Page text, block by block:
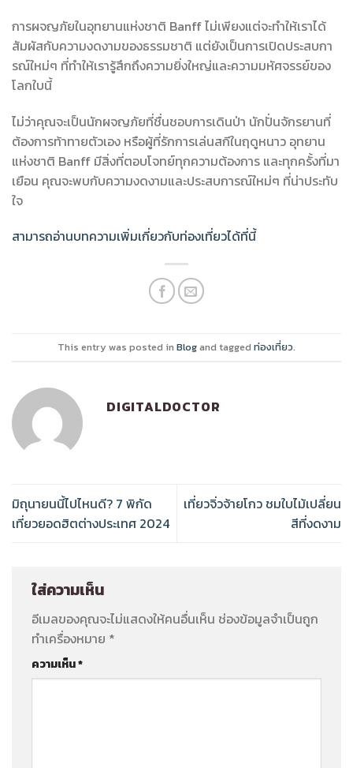
การผจญภัยในอุทยานแห่งชาติ Banff ไม่เพียงแต่จะทำให้เราได้
สัมผัสกับความงดงามของธรรมชาติ แต่ยังเป็นการเปิดประสบกา
รณ์ใหม่ๆ ที่ทำให้เรารู้สึกถึงความยิ่งใหญ่และความมหัศจรรย์ของ
โลกใบนี้
ไม่ว่าคุณจะเป็นนักผจญภัยที่ชื่นชอบการเดินป่า นักปั่นจักรยานที่
ต้องการท้าทายตัวเอง หรือผู้ที่รักการเล่นสกีในฤดูหนาว อุทยาน
แห่งชาติ Banff มีสิ่งที่ตอบโจทย์ทุกความต้องการ และทุกครั้งที่มา
เยือน คุณจะพบกับความงดงามและประสบการณ์ใหม่ๆ ที่น่าประทับ
ใจ
สามารถอ่านบทความเพิ่มเกี่ยวกับท่องเที่ยวได้ที่นี้
This entry was posted in Blogand tagged ท่องเที่ยว.
DIGITALDOCTOR
มิถุนายนนี้ไปไหนดี? 7 พิกัด
เที่ยวยอดฮิตต่างประเทศ 2024
เที่ยวจิ่วจ้ายโกว ชมใบไม้เปลี่ยน
สีที่งดงาม
ใส่ความเห็น
อีเมลของคุณจะไม่แสดงให้คนอื่นเห็น ช่องข้อมูลจำเป็นถูก
ทำเครื่องหมาย *
ความเห็น*